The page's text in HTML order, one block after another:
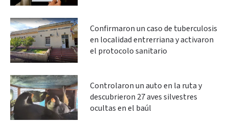
Confirmaron un caso de tuberculosis
en localidad entrerriana y activaron
el protocolo sanitario
Controlaron un auto en la ruta y
descubrieron 27 aves silvestres
ocultas en el baúl